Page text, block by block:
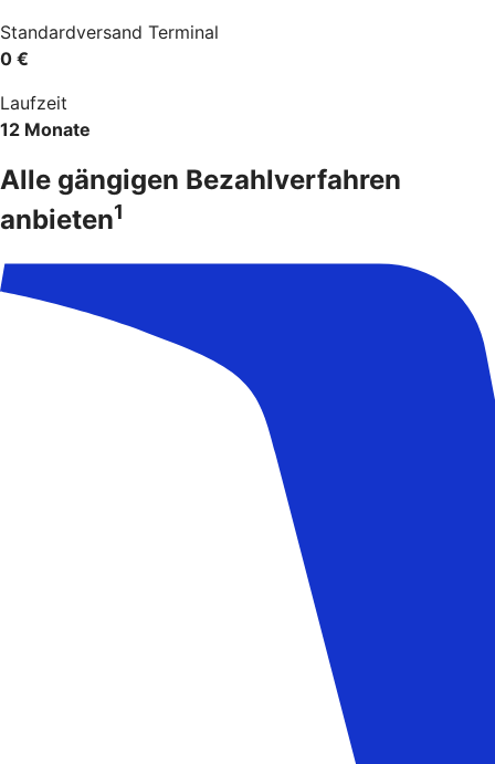
Standardversand Terminal
0 €
Laufzeit
12 Monate
Alle gängigen Bezahlverfahren
anbieten1